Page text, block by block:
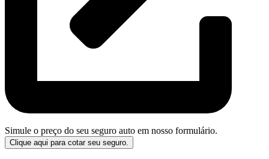
Simule o preço do seu seguro auto em nosso formulário.
Clique aqui para cotar seu seguro.